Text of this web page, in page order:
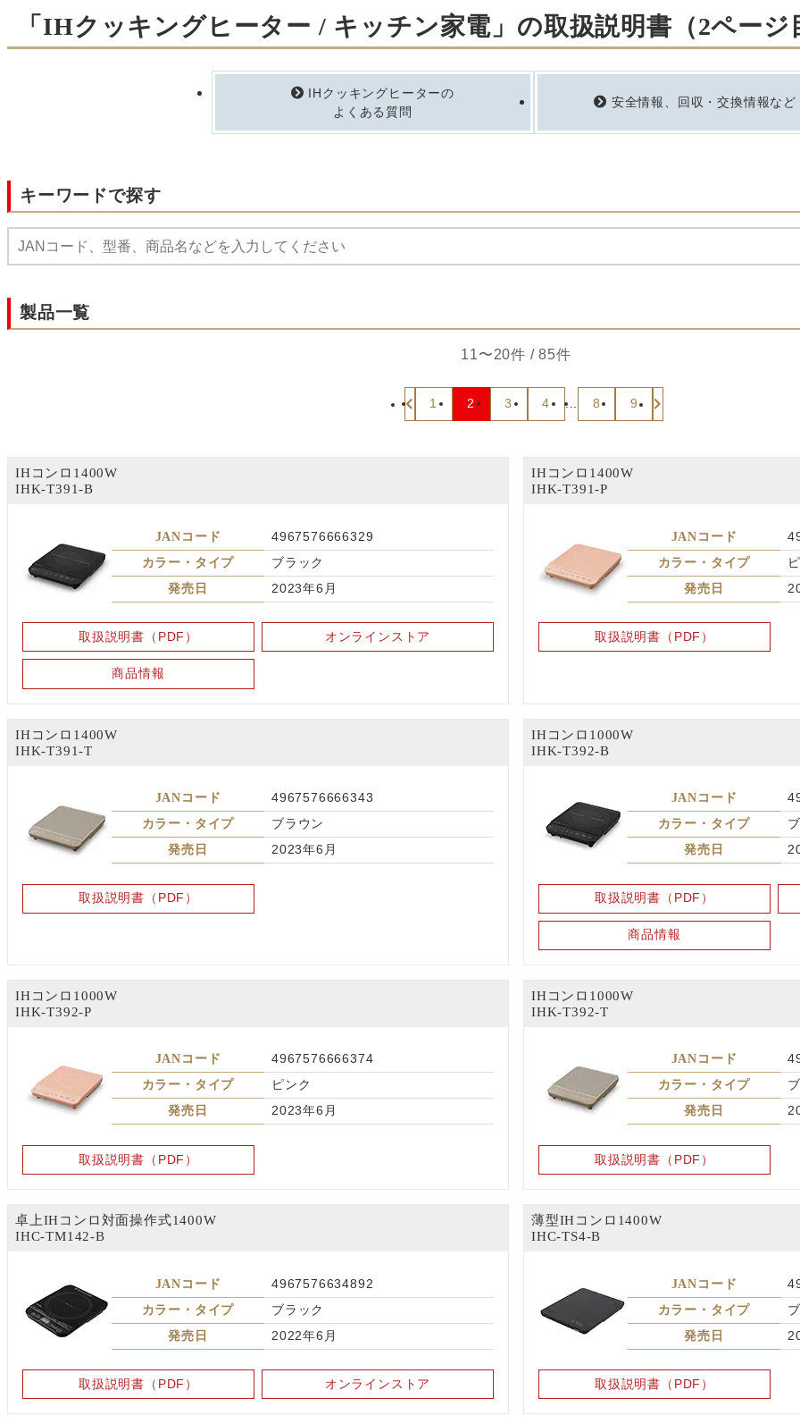
「IHクッキングヒーター / キッチン家電」の取扱説明書（2ページ
IHクッキングヒーターの
よくある質問
安全情報、回収・交換情報など
キーワードで探す
製品一覧
11〜20件 / 85件
1 2 3 4 ... 8 9
IHコンロ1400W
IHK-T391-B
JANコード
4967576666329
カラー・タイプ
ブラック
発売日
2023年6月
取扱説明書（PDF） オンラインストア
商品情報
IHコンロ1400W
IHK-T391-P
JANコード
カラー・タイプ
発売日
取扱説明書（PDF）
IHコンロ1400W
IHK-T391-T
JANコード
4967576666343
カラー・タイプ
ブラウン
発売日
2023年6月
取扱説明書（PDF）
IHコンロ1000W
IHK-T392-B
JANコード
カラー・タイプ
発売日
取扱説明書（PDF）
商品情報
IHコンロ1000W
IHK-T392-P
JANコード
4967576666374
カラー・タイプ
ピンク
発売日
2023年6月
取扱説明書（PDF）
IHコンロ1000W
IHK-T392-T
JANコード
カラー・タイプ
発売日
取扱説明書（PDF）
卓上IHコンロ対面操作式1400W
IHC-TM142-B
JANコード
4967576634892
カラー・タイプ
ブラック
発売日
2022年6月
取扱説明書（PDF） オンラインストア
薄型IHコンロ1400W
IHC-TS4-B
JANコード
カラー・タイプ
発売日
取扱説明書（PDF）